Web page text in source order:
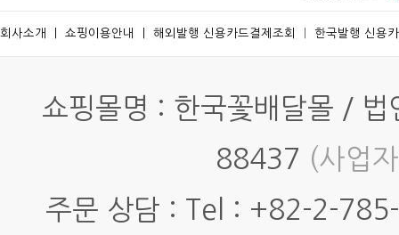
회사소개 쇼핑이용안내 해외발행 신용카드결제조회 한국발행 신용
쇼핑몰명 : 한국꽃배달몰 /
88437 (사업
주문 상담 : Tel : +82-2-